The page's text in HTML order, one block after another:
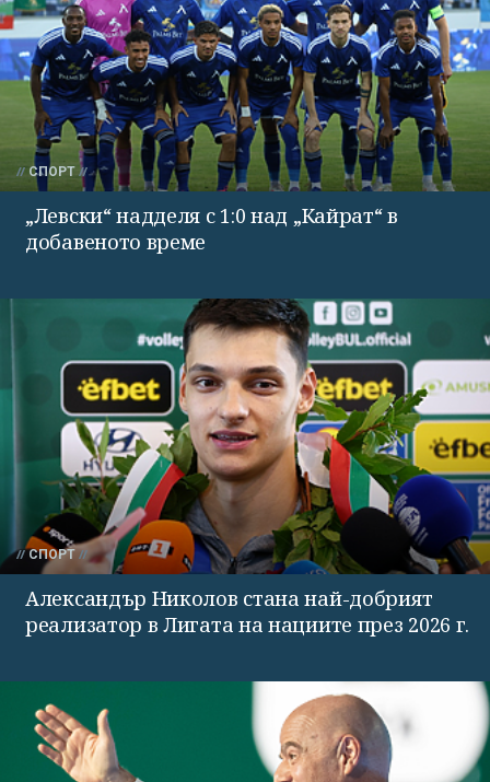
СПОРТ
„Левски“ надделя с 1:0 над „Кайрат“ в
добавеното време
СПОРТ
Александър Николов стана най-добрият
реализатор в Лигата на нациите през 2026 г.